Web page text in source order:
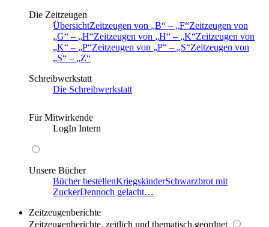
Die Zeitzeugen
ÜbersichtZeitzeugen von B – F Zeitzeugen von
G
– H Zeitzeugen von H – K Zeitzeugen von
K
– P Zeitzeugen von P – S Zeitzeugen von
S
–
Z
Schreibwerkstatt
Die Schreibwerkstatt
Für Mitwirkende
LogIn Intern
Unsere Bücher
Bücher bestellenKriegskinderSchwarzbrot mit
ZuckerDennoch gelacht…
Zeitzeugenberichte
Zeitzeugenberichte, zeitlich und thematisch geordnet